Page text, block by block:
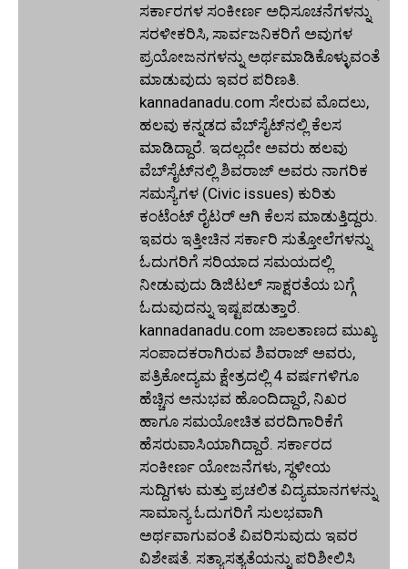
ಸರ್ಕಾರಗಳ ಸಂಕೀರ್ಣ ಅಧಿಸೂಚನೆಗಳನ್ನು
ಸರಳೀಕರಿಸಿ, ಸಾರ್ವಜನಿಕರಿಗೆ ಅವುಗಳ
ಪ್ರಯೋಜನಗಳನ್ನು ಅರ್ಥಮಾಡಿಕೊಳ್ಳುವಂತೆ
ಮಾಡುವುದು ಇವರ ಪರಿಣತಿ.
kannadanadu.com ಸೇರುವ ಮೊದಲು,
ಹಲವು ಕನ್ನಡದ ವೆಬ್‌ಸೈಟ್‌ನಲ್ಲಿ ಕೆಲಸ
ಮಾಡಿದ್ದಾರೆ. ಇದಲ್ಲದೇ ಅವರು ಹಲವು
ವೆಬ್‌ಸೈಟ್‌ನಲ್ಲಿ ಶಿವರಾಜ್ ಅವರು ನಾಗರಿಕ
ಸಮಸ್ಯೆಗಳ (Civic issues) ಕುರಿತು
ಕಂಟೆಂಟ್ ರೈಟರ್ ಆಗಿ ಕೆಲಸ ಮಾಡುತ್ತಿದ್ದರು.
ಇವರು ಇತ್ತೀಚಿನ ಸರ್ಕಾರಿ ಸುತ್ತೋಲೆಗಳನ್ನು
ಓದುಗರಿಗೆ ಸರಿಯಾದ ಸಮಯದಲ್ಲಿ
ನೀಡುವುದು ಡಿಜಿಟಲ್ ಸಾಕ್ಷರತೆಯ ಬಗ್ಗೆ
ಓದುವುದನ್ನು ಇಷ್ಟಪಡುತ್ತಾರೆ.
kannadanadu.com ಜಾಲತಾಣದ ಮುಖ್ಯ
ಸಂಪಾದಕರಾಗಿರುವ ಶಿವರಾಜ್ ಅವರು,
ಪತ್ರಿಕೋದ್ಯಮ ಕ್ಷೇತ್ರದಲ್ಲಿ 4 ವರ್ಷಗಳಿಗೂ
ಹೆಚ್ಚಿನ ಅನುಭವ ಹೊಂದಿದ್ದಾರೆ, ನಿಖರ
ಹಾಗೂ ಸಮಯೋಚಿತ ವರದಿಗಾರಿಕೆಗೆ
ಹೆಸರುವಾಸಿಯಾಗಿದ್ದಾರೆ. ಸರ್ಕಾರದ
ಸಂಕೀರ್ಣ ಯೋಜನೆಗಳು, ಸ್ಥಳೀಯ
ಸುದ್ದಿಗಳು ಮತ್ತು ಪ್ರಚಲಿತ ವಿದ್ಯಮಾನಗಳನ್ನು
ಸಾಮಾನ್ಯ ಓದುಗರಿಗೆ ಸುಲಭವಾಗಿ
ಅರ್ಥವಾಗುವಂತೆ ವಿವರಿಸುವುದು ಇವರ
ವಿಶೇಷತೆ. ಸತ್ಯಾಸತ್ಯತೆಯನ್ನು ಪರಿಶೀಲಿಸಿ